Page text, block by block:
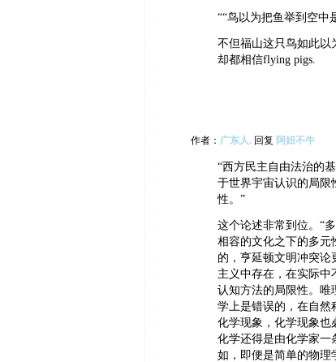
““鸟以为把鱼举到空中
不但福山这只鸟如此以
却都相信flying pigs.
作者： 广东人.回复 阿妞不牛
“西方民主自由法治的
于世界宇宙认识的局限
性。”
这个论述非常到位。“
相容的文化之下的多元
的，亨延顿文明冲突论
主义中存在，在实际中
认知方法的局限性。唯
学上是错误的，在自然
化学现象，化学现象也
化学还得是由化学家一
如，即便是简单的物理